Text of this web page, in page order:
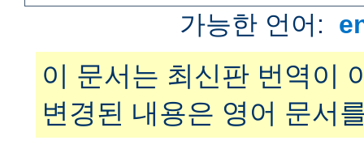
가능한 언어:
이 문서는 최신판 번역이
변경된 내용은 영어 문서